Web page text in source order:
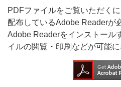
PDFファイルをご覧いただく
配布しているAdobe Readerが
Adobe Readerをインストール
イルの閲覧・印刷などが可能に